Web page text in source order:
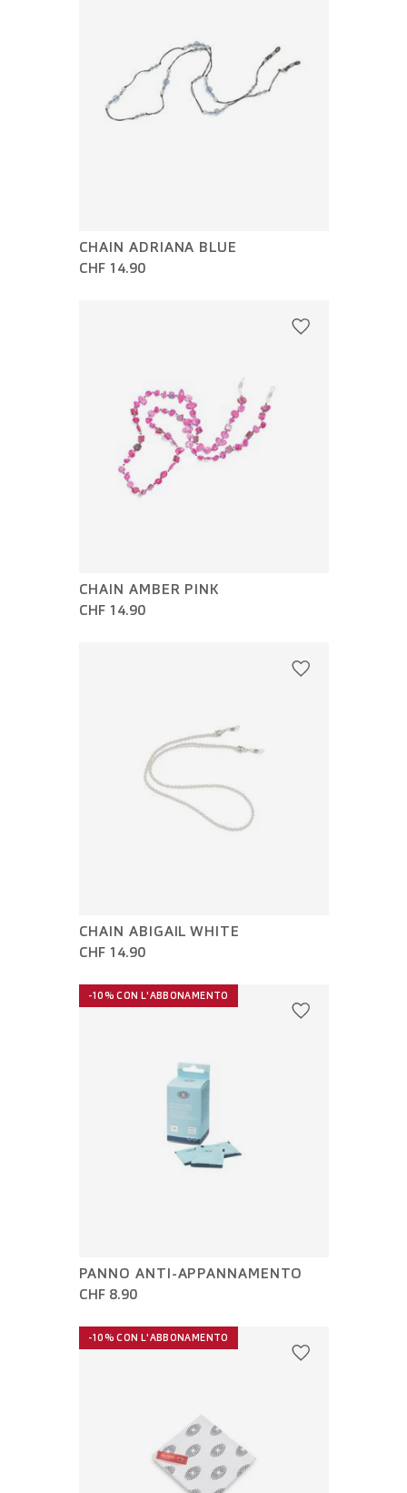
CHAIN ADRIANA BLUE
CHF 14.90
CHAIN AMBER PINK
CHF 14.90
CHAIN ABIGAIL WHITE
CHF 14.90
-10% CON L'ABBONAMENTO
PANNO ANTI-APPANNAMENTO
CHF 8.90
-10% CON L'ABBONAMENTO